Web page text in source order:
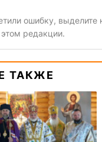
ошибку,
редакции.
ТАКЖЕ